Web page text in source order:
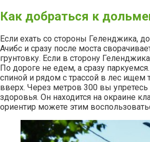
Как добраться к
Если ехать со стороны Геленджика,
Ачибс и сразу после моста
грунтовку. Если в сторону
По дороге не едем, а сразу
спиной и рядом с трассой в лес ищем
вверх. Через метров 300 вы
здоровья. Он находится на окраине
ориентир можете этим